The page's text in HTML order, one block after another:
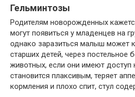
Гельминтозы
Родителям новорожденных
могут появиться у младенцев на
однако заразиться малыш может
старших детей, через постельное
животных, если они имеют доступ
становится плаксивым, теряет
кормления и плохо спит, стул